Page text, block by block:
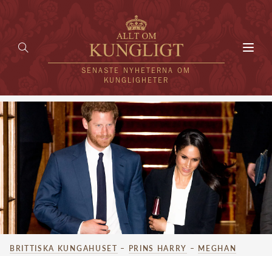
SENASTE NYHETERNA OM
KUNGLIGHETER
HEM
KUNGAFAMILJEN
UTLÄNDSKT
KÄNDISAR
VÄRLDENS KUNGAHUS
Svenska kungahuset
BRITTISKA KUNGAHUSET – PRINS HARRY – MEGHAN